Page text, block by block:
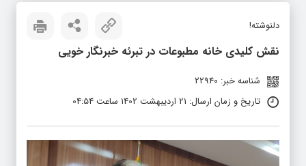
دلنوشته!
نقش کلیدی خانه مطبوعات در تبرئه خبرنگار خویی
شناسه خبر: 22940
تاریخ و زمان ارسال: 21 اردیبهشت 1402 ساعت 04:54